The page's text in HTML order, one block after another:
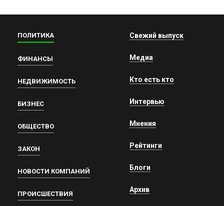
ПОЛИТИКА
ФИНАНСЫ
НЕДВИЖИМОСТЬ
БИЗНЕС
ОБЩЕСТВО
ЗАКОН
НОВОСТИ КОМПАНИЙ
ПРОИСШЕСТВИЯ
Свежий выпуск
Медиа
Кто есть кто
Интервью
Мнения
Рейтинги
Блоги
Архив